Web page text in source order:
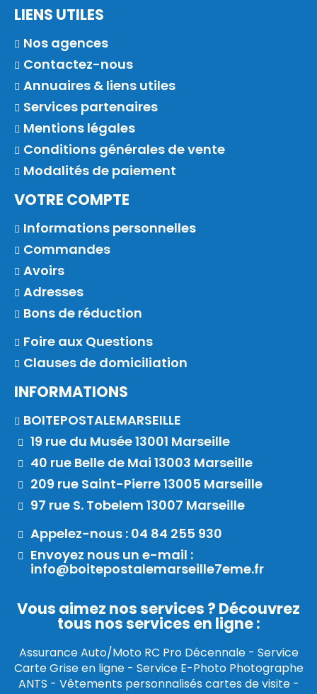
LIENS UTILES
Nos agences
Contactez-nous
Annuaires & liens utiles
Services partenaires
Mentions légales
Conditions générales de vente
Modalités de paiement
VOTRE COMPTE
Informations personnelles
Commandes
Avoirs
Adresses
Bons de réduction
Foire aux Questions
Clauses de domiciliation
INFORMATIONS
BOITEPOSTALEMARSEILLE
19 rue du Musée 13001 Marseille
40 rue Belle de Mai 13003 Marseille
209 rue Saint-Pierre 13005 Marseille
97 rue S. Tobelem 13007 Marseille
Appelez-nous : 04 84 255 930
Envoyez nous un e-mail :
info@boitepostalemarseille7eme.fr
Vous aimez nos services ? Découvrez
tous nos services en ligne :
Assurance Auto/Moto RC Pro Décennale- Service
Carte Grise en ligne- Service E-Photo Photographe
ANTS - Vêtements personnalisés cartes de visite-